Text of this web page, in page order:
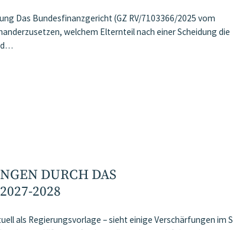
Das Bundesfinanzgericht (GZ RV/7103366/2025 vom
welchem Elternteil nach einer Scheidung die
DURCH DAS
2028
als Regierungsvorlage – sieht einige Verschärfungen im